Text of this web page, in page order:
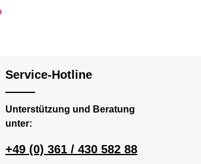
Service-Hotline
Unterstützung und Beratung
unter:
+49 (0) 361 / 430 582 88